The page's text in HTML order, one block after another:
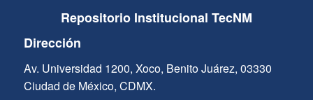
Repositorio Institucional TecNM
Dirección
Av. Universidad 1200, Xoco, Benito Juárez, 03330
Ciudad de México, CDMX.